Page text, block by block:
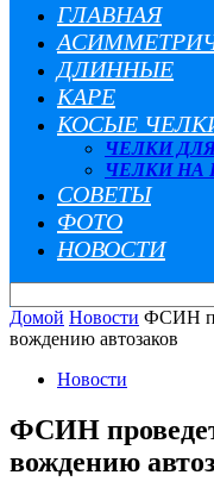
ГЛАВНАЯ
ДЛИННЫЕ
КАРЕ
КОСЫЕ
ЧЕЛКИ
ЧЕЛКИ НА
СОВЕТЫ
ФОТО
НОВОСТИ
Домой Новости ФСИН
вождению автозаков
Новости
ФСИН
вождению